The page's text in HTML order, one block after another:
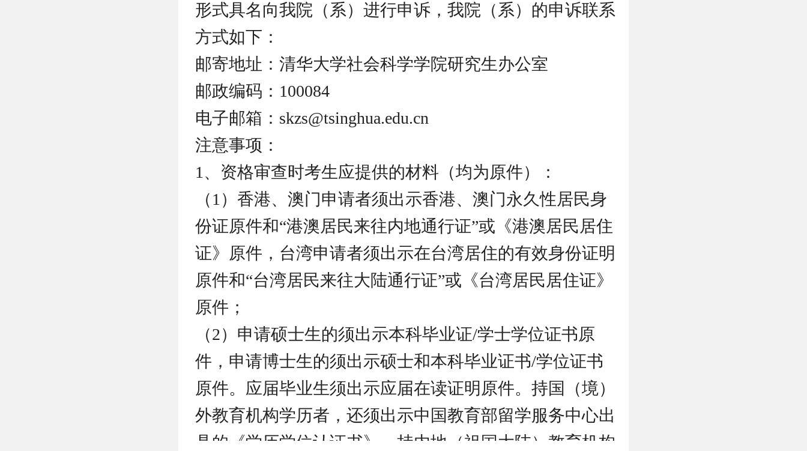
形式具名向我院（系）进行申诉，我院（系）的申诉联系
方式如下：
邮寄地址：清华大学社会科学学院研究生办公室
邮政编码：100084
电子邮箱：skzs@tsinghua.edu.cn
注意事项：
1、资格审查时考生应提供的材料（均为原件）：
（1）香港、澳门申请者须出示香港、澳门永久性居民身
份证原件和“港澳居民来往内地通行证”或《港澳居民居住
证》原件，台湾申请者须出示在台湾居住的有效身份证明
原件和“台湾居民来往大陆通行证”或《台湾居民居住证》
原件；
（2）申请硕士生的须出示本科毕业证/学士学位证书原
件，申请博士生的须出示硕士和本科毕业证书/学位证书
原件。应届毕业生须出示应届在读证明原件。持国（境）
外教育机构学历者，还须出示中国教育部留学服务中心出
具的《学历学位认证书》，持内地（祖国大陆）教育机构